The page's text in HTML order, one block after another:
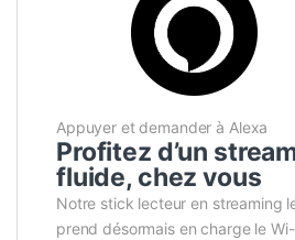
Appuyer et demander à Alexa
Profitez d’un
fluide, chez vous
Notre stick lecteur en streaming
prend désormais en charge le